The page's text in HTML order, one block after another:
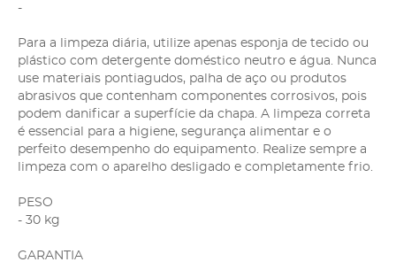
-
Para a limpeza diária, utilize apenas esponja de tecido ou
plástico com detergente doméstico neutro e água. Nunca
use materiais pontiagudos, palha de aço ou produtos
abrasivos que contenham componentes corrosivos, pois
podem danificar a superfície da chapa. A limpeza correta
é essencial para a higiene, segurança alimentar e o
perfeito desempenho do equipamento. Realize sempre a
limpeza com o aparelho desligado e completamente frio.
PESO
- 30 kg
GARANTIA